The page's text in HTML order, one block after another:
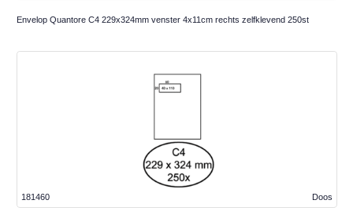
Envelop Quantore C4 229x324mm venster 4x11cm rechts zelfklevend 250st
Doos
181460